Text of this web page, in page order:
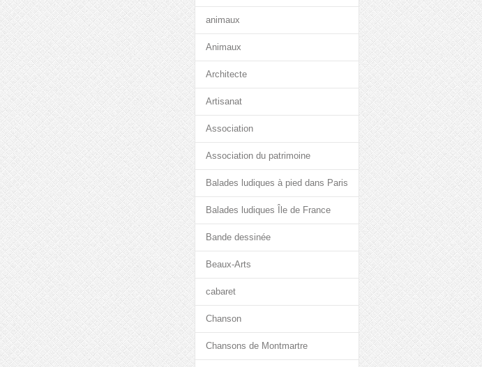
animaux
Animaux
Architecte
Artisanat
Association
Association du patrimoine
Balades ludiques à pied dans Paris
Balades ludiques Île de France
Bande dessinée
Beaux-Arts
cabaret
Chanson
Chansons de Montmartre